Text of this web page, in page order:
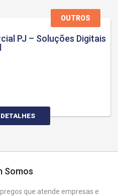
OUTROS
PJ – Soluções Digitais
Somos
que atende empresas e